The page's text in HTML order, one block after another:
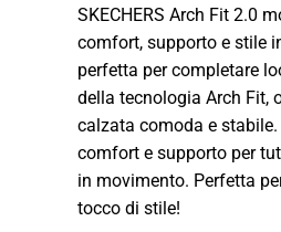
SKECHERS Arch Fit 2.0
comfort, supporto e stile
perfetta per completare
della tecnologia Arch Fit,
calzata comoda e
comfort e supporto per
in movimento. Perfetta
tocco di stile!